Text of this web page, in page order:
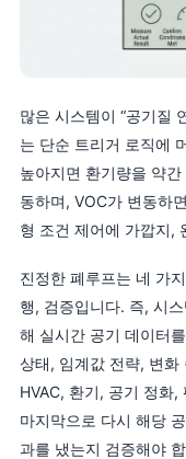
많은 시스템이 “공기질
는 단순 트리거 로직에
높아지면 환기량을 약
동하며, VOC가 변동하
형 조건 제어에 가깝지,
진정한 폐루프는 네 가
행, 검증입니다. 즉, 시
해 실시간 공기 데이터
상태, 임계값 전략, 변화
HVAC, 환기, 공기 정화
마지막으로 다시 해당
과를 냈는지 검증해야